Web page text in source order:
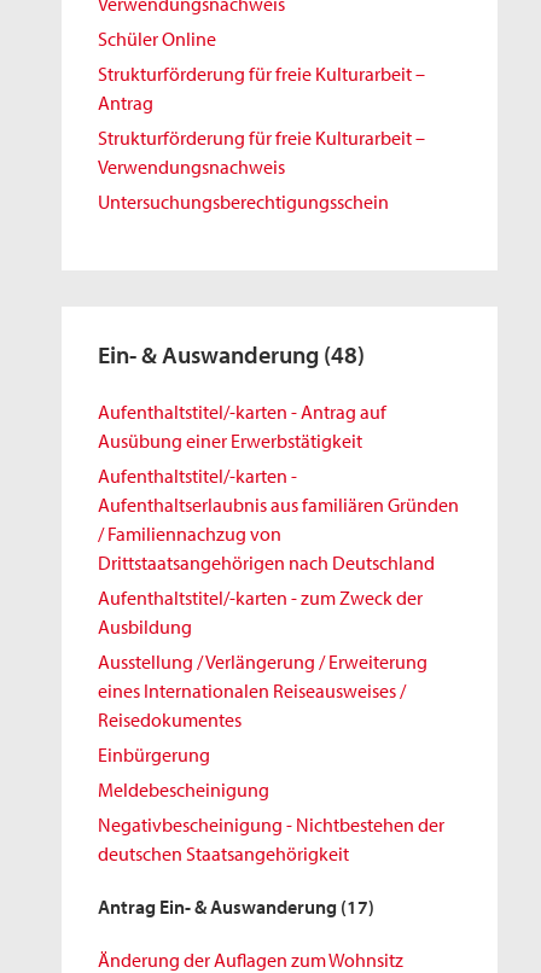
Schüler Online
Strukturförderung für freie Kulturarbeit –
Antrag
Strukturförderung für freie Kulturarbeit –
Verwendungsnachweis
Untersuchungsberechtigungsschein
Ein- & Auswanderung (48)
Aufenthaltstitel/-karten - Antrag auf
Ausübung einer Erwerbstätigkeit
Aufenthaltstitel/-karten -
Aufenthaltserlaubnis aus familiären Gründen
/ Familiennachzug von
Drittstaatsangehörigen nach Deutschland
Aufenthaltstitel/-karten - zum Zweck der
Ausbildung
Ausstellung / Verlängerung / Erweiterung
eines Internationalen Reiseausweises /
Reisedokumentes
Einbürgerung
Meldebescheinigung
Negativbescheinigung - Nichtbestehen der
deutschen Staatsangehörigkeit
Antrag Ein- & Auswanderung (17)
Änderung der Auflagen zum Wohnsitz